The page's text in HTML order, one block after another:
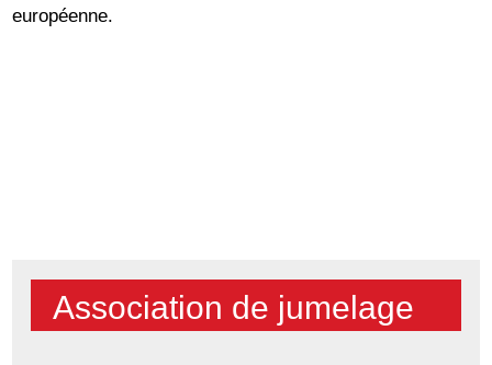
européenne.
Association de jumelage